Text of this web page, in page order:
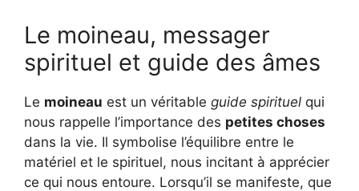
Le moineau, messager
spirituel et guide des âmes
Le moineau est un véritable guide spirituel qui
nous rappelle l’importance des petites choses
dans la vie. Il symbolise l’équilibre entre le
matériel et le spirituel, nous incitant à apprécier
ce qui nous entoure. Lorsqu’il se manifeste, que